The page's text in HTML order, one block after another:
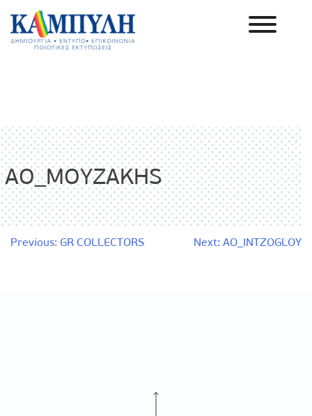
Skip
content
AO_MOYZAKHS
Πλοήγηση
Previous: GR COLLECTORS Next: AO_INTZOGLOY